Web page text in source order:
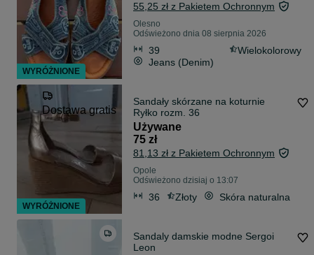
55,25 zł z Pakietem Ochronnym
Olesno
Odświeżono dnia 08 sierpnia 2026
39
Wielokolorowy
Jeans (Denim)
Dostawa gratis
Sandały skórzane na koturnie
Ryłko rozm. 36
Używane
75 zł
81,13 zł z Pakietem Ochronnym
Opole
Odświeżono dzisiaj o 13:07
36 Złoty Skóra naturalna
Sandaly damskie modne Sergoi
Leon
WYRÓŻNIONE
WYRÓŻNIONE